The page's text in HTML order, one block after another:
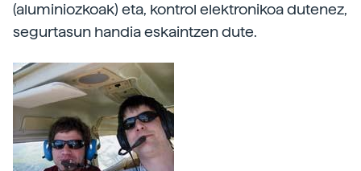
(aluminiozkoak) eta, kontrol elektronikoa dutenez,
segurtasun handia eskaintzen dute.